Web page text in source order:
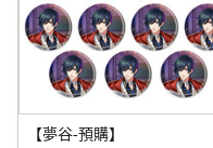
【夢谷-預購】